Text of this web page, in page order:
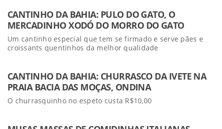
CANTINHO DA BAHIA: PULO DO GATO, O
MERCADINHO XODÓ DO MORRO DO GATO
Um cantinho especial que tem se firmado e serve pães e
croissants quentinhos da melhor qualidade
CANTINHO DA BAHIA: CHURRASCO DA IVETE NA
PRAIA BACIA DAS MOÇAS, ONDINA
O churrasquinho no espeto custa R$10,00